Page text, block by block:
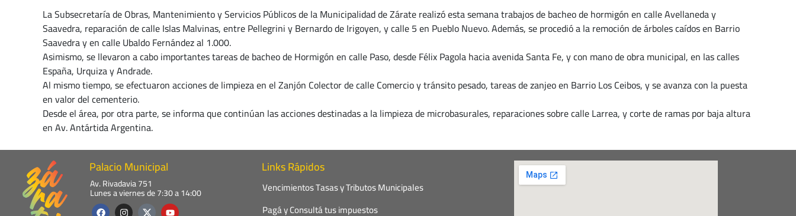
La Subsecretaría de Obras, Mantenimiento y Servicios Públicos de la Municipalidad de Zárate realizó esta semana trabajos de bacheo de hormigón en calle Avellaneda y
Saavedra, reparación de calle Islas Malvinas, entre Pellegrini y Bernardo de Irigoyen, y calle 5 en Pueblo Nuevo. Además, se procedió a la remoción de árboles caídos en Barrio
Saavedra y en calle Ubaldo Fernández al 1.000.
Asimismo, se llevaron a cabo importantes tareas de bacheo de Hormigón en calle Paso, desde Félix Pagola hacia avenida Santa Fe, y con mano de obra municipal, en las calles
España, Urquiza y Andrade.
Al mismo tiempo, se efectuaron acciones de limpieza en el Zanjón Colector de calle Comercio y tránsito pesado, tareas de zanjeo en Barrio Los Ceibos, y se avanza con la puesta
en valor del cementerio.
Desde el área, por otra parte, se informa que continúan las acciones destinadas a la limpieza de microbasurales, reparaciones sobre calle Larrea, y corte de ramas por baja altura
en Av. Antártida Argentina.
Palacio Municipal
Av. Rivadavia 751
Lunes a viernes de 7:30 a 14:00
F I Y
Links Rápidos
Vencimientos Tasas y Tributos Municipales
Pagá y Consultá tus impuestos